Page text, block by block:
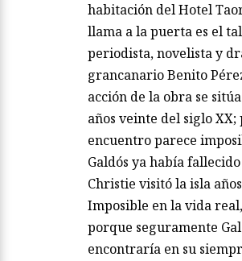
habitación del Hotel
llama a la puerta es el
periodista, novelista y
grancanario Benito
acción de la obra se
años veinte del siglo
encuentro parece
Galdós ya había
Christie visitó la isla
Imposible en la vida
porque seguramente
encontraría en su